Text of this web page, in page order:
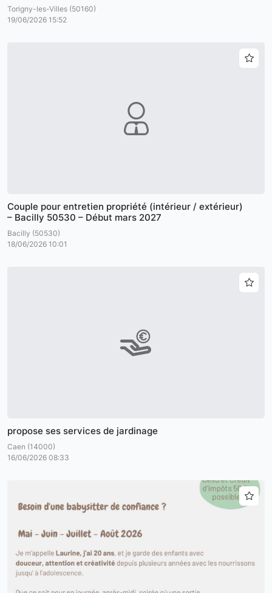
Torigny-les-Villes (50160)
19/06/2026 15:52
Couple pour entretien propriété (intérieur / extérieur)
– Bacilly 50530 – Début mars 2027
Bacilly (50530)
18/06/2026 10:01
propose ses services de jardinage
Caen (14000)
16/06/2026 08:33